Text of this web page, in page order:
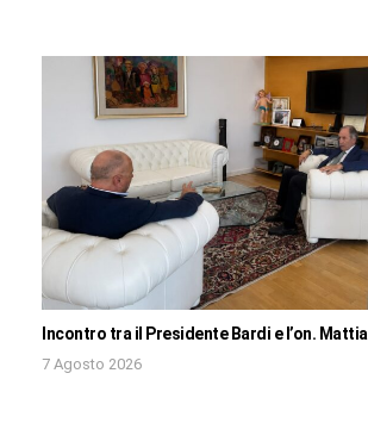
Incontro tra il Presidente Bardi e l’on. Mattia
7 Agosto 2026